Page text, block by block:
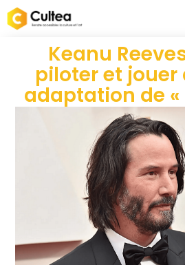
Keanu
piloter et jouer
adaptation de «